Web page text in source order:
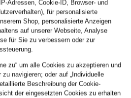
195,99 €
Bestpreis:166,59 €
Ursprünglich:280 €
Bestpreis:
Ursprünglich:
Adressen, Cookie-ID, Browser- und
für personalisierte
Shop, personalisierte Anzeigen
auf unserer Webseite, Analyse
für Sie zu verbessern oder zur
zu“ um alle Cookies zu akzeptieren und
navigieren; oder auf „Individuelle
Beschreibung der Cookie-
der eingesetzten Cookies zu erhalten